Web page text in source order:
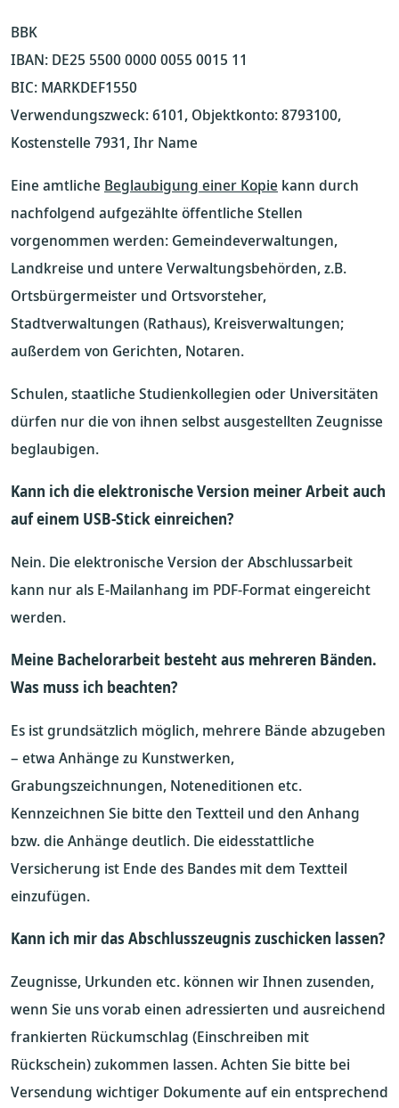
BBK
IBAN: DE25 5500 0000 0055 0015 11
BIC: MARKDEF1550
Verwendungszweck: 6101, Objektkonto: 8793100,
Kostenstelle 7931, Ihr Name
Eine amtliche Beglaubigung einer Kopie kann durch
nachfolgend aufgezählte öffentliche Stellen
vorgenommen werden: Gemeindeverwaltungen,
Landkreise und untere Verwaltungsbehörden, z.B.
Ortsbürgermeister und Ortsvorsteher,
Stadtverwaltungen (Rathaus), Kreisverwaltungen;
außerdem von Gerichten, Notaren.
Schulen, staatliche Studienkollegien oder Universitäten
dürfen nur die von ihnen selbst ausgestellten Zeugnisse
beglaubigen.
Kann ich die elektronische Version meiner Arbeit auch
auf einem USB-Stick einreichen?
Nein. Die elektronische Version der Abschlussarbeit
kann nur als E-Mailanhang im PDF-Format eingereicht
werden.
Meine Bachelorarbeit besteht aus mehreren Bänden.
Was muss ich beachten?
Es ist grundsätzlich möglich, mehrere Bände abzugeben
– etwa Anhänge zu Kunstwerken,
Grabungszeichnungen, Noteneditionen etc.
Kennzeichnen Sie bitte den Textteil und den Anhang
bzw. die Anhänge deutlich. Die eidesstattliche
Versicherung ist Ende des Bandes mit dem Textteil
einzufügen.
Kann ich mir das Abschlusszeugnis zuschicken lassen?
Zeugnisse, Urkunden etc. können wir Ihnen zusenden,
wenn Sie uns vorab einen adressierten und ausreichend
frankierten Rückumschlag (Einschreiben mit
Rückschein) zukommen lassen. Achten Sie bitte bei
Versendung wichtiger Dokumente auf ein entsprechend